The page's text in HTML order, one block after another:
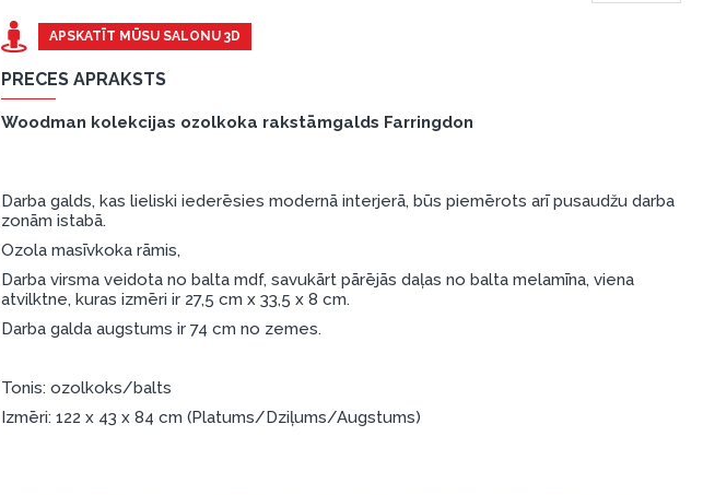
APSKATĪT MŪSU SALONU 3D
PRECES APRAKSTS
Woodman kolekcijas ozolkoka rakstāmgalds Farringdon
Darba galds, kas lieliski iederēsies modernā interjerā, būs piemērots arī pusaudžu darba
zonām istabā.
Ozola masīvkoka rāmis,
Darba virsma veidota no balta mdf, savukārt pārējās daļas no balta melamīna, viena
atvilktne, kuras izmēri ir 27,5 cm x 33,5 x 8 cm.
Darba galda augstums ir 74 cm no zemes.
Tonis: ozolkoks/balts
Izmēri: 122 x 43 x 84 cm (Platums/Dziļums/Augstums)